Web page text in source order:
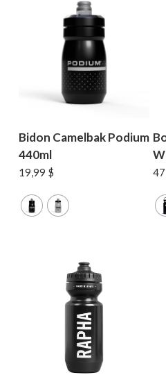
Bidon Camelbak Podium
440ml
19,99 $